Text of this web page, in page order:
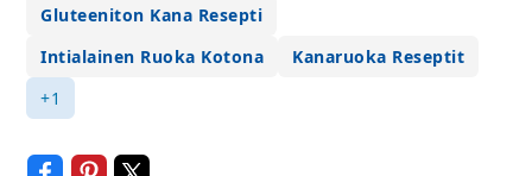
Gluteeniton Kana Resepti
Intialainen Ruoka Kotona
Kanaruoka Reseptit
+1